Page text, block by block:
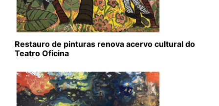
Restauro de pinturas renova acervo cultural do
Teatro Oficina